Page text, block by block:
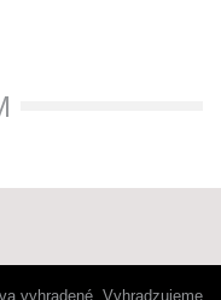
vyhradené. Vyhradzujeme